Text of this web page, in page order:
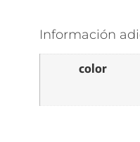
Información
color